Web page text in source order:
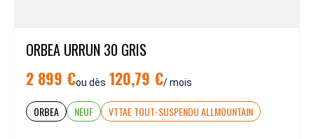
ORBEA URRUN 30 GRIS
2 899 €ou dès 120,79 €/ mois
ORBEA NEUF VTTAE TOUT-SUSPENDU ALLMOUNTAIN